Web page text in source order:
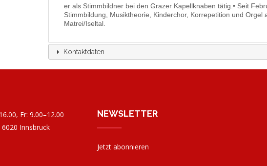
er als Stimmbildner bei den Grazer Kapellknaben tätig.• Seit
Stimmbildung, Musiktheorie, Kinderchor, Korrepetition und
Matrei/Iseltal.
Kontaktdaten
Fr: 9.00–12.00
Innsbruck
NEWSLETTER
Jetzt abonnieren